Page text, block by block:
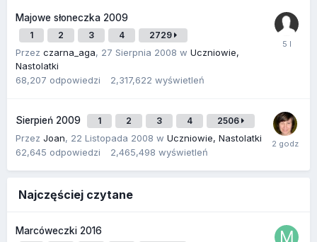
Majowe słoneczka 2009
1 2 3 4 2729
Przez czarna_aga, 27 Sierpnia 2008 w Uczniowie,
Nastolatki
68,207 odpowiedzi 2,317,622 wyświetleń
Sierpień 2009 1 2 3 4 2506
Przez Joan, 22 Listopada 2008 w Uczniowie, Nastolatki
62,645 odpowiedzi 2,465,498 wyświetleń
Najczęściej czytane
Marcóweczki 2016